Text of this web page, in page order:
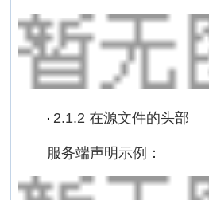
· 2.1.2 在源文件的头部
服务端声明示例：